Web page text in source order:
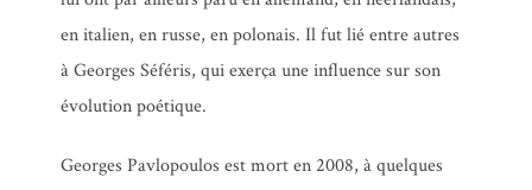
Ecrit sur un mur
en italien, en russe, en polonais. Il fut lié entre autres
à Georges Séféris, qui exerça une influence sur son
évolution poétique.
Georges Pavlopoulos est mort en 2008, à quelques